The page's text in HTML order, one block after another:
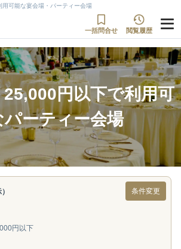
用可能な宴会場・パーティー会場
一括問合せ 閲覧履歴
円以下で利用可
パーティー会場
条件変更
円以下